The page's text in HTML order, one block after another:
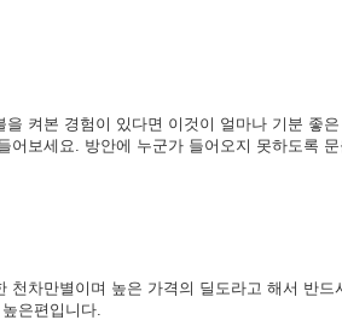
켜본 경험이 있다면 이것이 얼마나 기분
보세요. 방안에 누군가 들어오지 못하도록
차만별이며 높은 가격의 딜도라고 해서 반
은편입니다.